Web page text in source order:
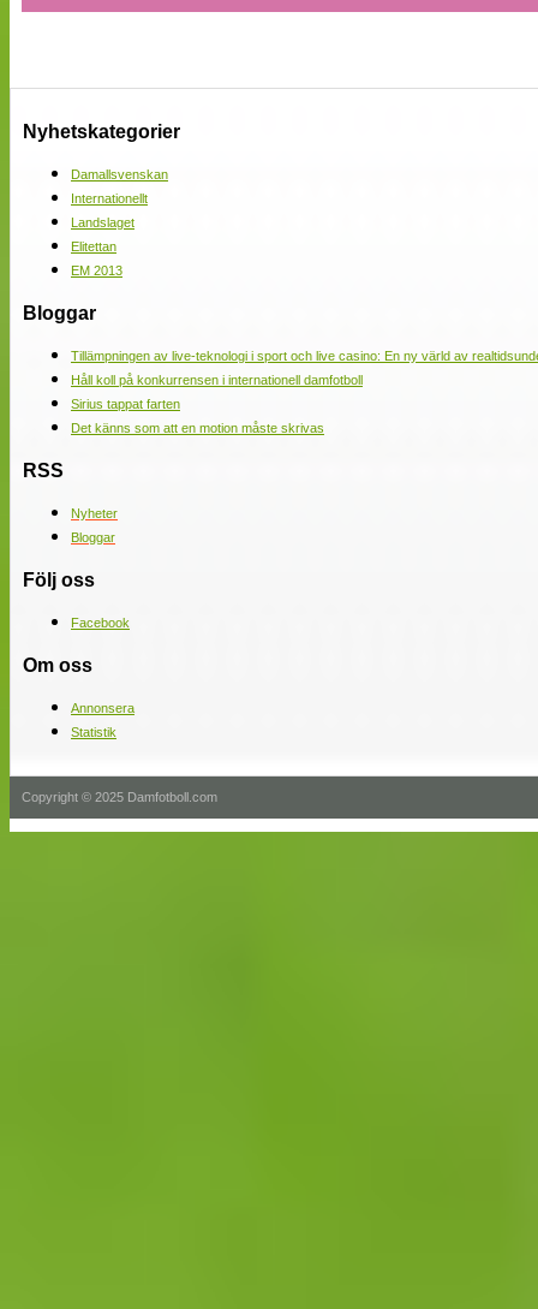
Nyhetskategorier
Damallsvenskan
Internationellt
Landslaget
Elitettan
EM 2013
Bloggar
Tillämpningen av live-teknologi i sport och live casino: En ny värld av
Håll koll på konkurrensen i internationell damfotboll
Sirius tappat farten
Det känns som att en motion måste skrivas
RSS
Nyheter
Bloggar
Följ oss
Facebook
Om oss
Annonsera
Statistik
Copyright © 2025 Damfotboll.com